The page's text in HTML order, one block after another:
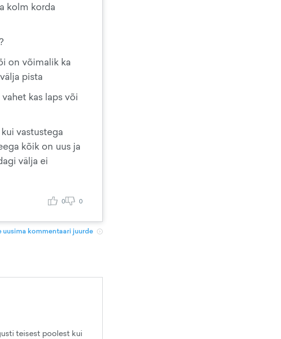
kolm korda
on võimalik ka
pista
kas laps või
vastustega
kõik on uus ja
välja ei
0 0
uusima kommentaari juurde
teisest poolest kui